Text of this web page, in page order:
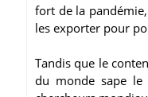
fort de la
les exporter pour
Tandis que le
du monde sape le